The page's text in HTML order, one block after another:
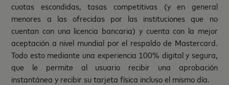
cuotas escondidas, tasas competitivas (y en general
menores a las ofrecidas por las instituciones que no
cuentan con una licencia bancaria) y cuenta con la mejor
aceptación a nivel mundial por el respaldo de Mastercard.
Todo esto mediante una experiencia 100% digital y segura,
que le permite al usuario recibir una aprobación
instantánea y recibir su tarjeta física incluso el mismo día.